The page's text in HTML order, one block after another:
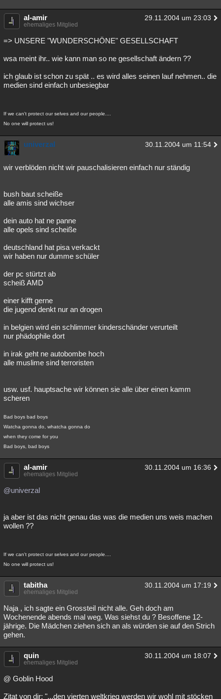
al-amir 29.11.2004 um 23:03
ehemaliges Mitglied
=> UNSERE "WUNDERSCHÖNE" GESELLSCHAFT
wsa meint ihr.. wie kann man so ne gesellschaft ändern ??
ich glaub ist schon zu spät .. es wird alles seinen lauf nehmen.. die
medien sind einfach unbesiegbar
If we can't protect our selves and our people....
No one will protect us!
univerzal 30.11.2004 um 11:54
wir verblöden nicht wir pauschalisieren einfach nur ständig
bush baut scheiße
alle amis sind wichser
dein auto hat ne panne
alle opels sind scheiße
deutschland hat pisa verkackt
wir haben nur dumme schüler
der pc stürtzt ab
scheiß AMD
einer kifft gerne
die jugend denkt nur an drogen
in belgien wird ein schlimmer kinderschänder verurteilt
nur phädophile dort
in irak geht ne autobombe hoch
alle muslime sind terroristen
usw. usf. hauptsache wir können sie alle über einen kamm
scheren
Bad boys bad boys
Watcha gonna do, whatcha gonna do
when they come for you
Bad boys, bad boys
al-amir 30.11.2004 um 16:36
ehemaliges Mitglied
@univerzal
ja aber ist das nicht genau das was die medien uns weis machen
wollen ??
If we can't protect our selves and our people....
No one will protect us!
tabitha 30.11.2004 um 17:19
ehemaliges Mitglied
Naja , ich sagte ein Grossteil nicht alle. Geh doch am
Wochenende abends mal weg. Was siehst du ? Besoffene 12-
jährige. Die Mädchen ziehen sich an als würden sie auf den Strich
gehen.
quin 30.11.2004 um 18:07
ehemaliges Mitglied
@ Goblin Hood
Zitat von dir: "...den vierten weltkrieg werden wir wohl mit stöcken